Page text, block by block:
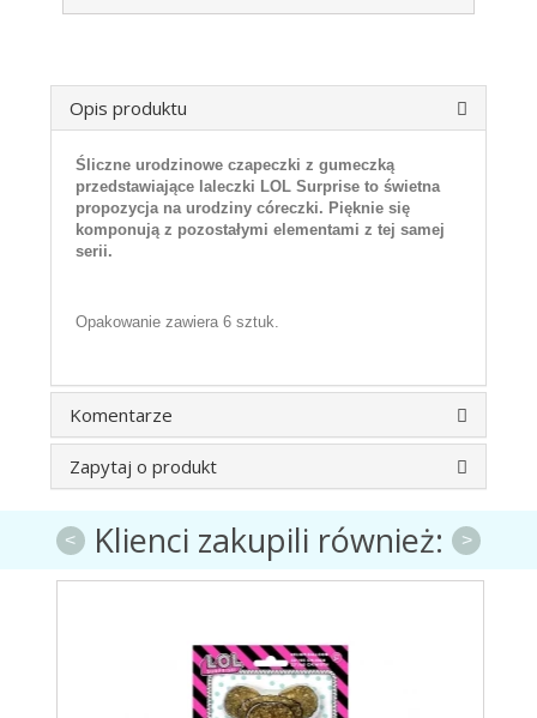
Opis produktu
Śliczne urodzinowe czapeczki z gumeczką
przedstawiające laleczki LOL Surprise to świetna
propozycja na urodziny córeczki. Pięknie się
komponują z pozostałymi elementami z tej samej
serii.
Opakowanie zawiera 6 sztuk.
Komentarze
Zapytaj o produkt
Klienci zakupili również:
< >